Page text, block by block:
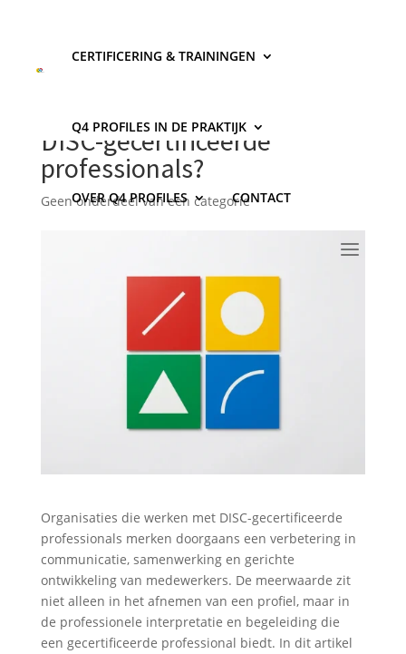
CERTIFICERING & TRAININGEN
Q4 PROFILES IN DE PRAKTIJK
OVER Q4 PROFILES CONTACT
organisaties die werken met
DISC-gecertificeerde
professionals?
Geen onderdeel van een categorie
Organisaties die werken met DISC-gecertificeerde
professionals merken doorgaans een verbetering in
communicatie, samenwerking en gerichte
ontwikkeling van medewerkers. De meerwaarde zit
niet alleen in het afnemen van een profiel, maar in
de professionele interpretatie en begeleiding die
een gecertificeerde professional biedt. In dit artikel